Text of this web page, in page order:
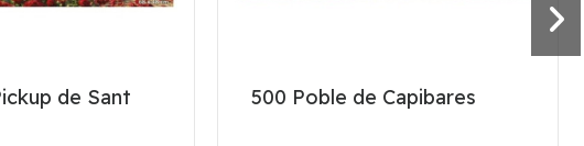
de Sant
500 Poble de Capibares